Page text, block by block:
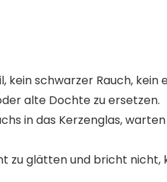
schwarzer Rauch, kein
alte Dochte zu ersetzen.
in das Kerzenglas, warten
zu glätten und bricht nicht,